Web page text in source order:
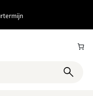
Nederland